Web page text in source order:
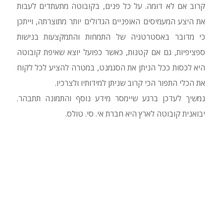
קרוב אם לא דומה. על כל פנים, בקובוטה מתעתדים לעבות
את היצע המעמיסים האופניים הגדולים יותר מתוצרתה, וייתכן
כי מדובר באסטרטגיה של התמחות והתמקצעות בנישות
ספציפיות, גם אם קטנות, כאשר כפועל יוצא שאיפת קובוטה
היא לכסות ככל הניתן את הסגמנט, במטרה להציע לכל לקוח
את הכלי התפור הכי קרוב שניתן למידותיו ולצרכיו.
נמשיך לעדכן ברגע שיימסר מידע נוסף והתמונה תתבהר.
יבואנית קובוטה לארץ היא חברת אי. סי. טולס.